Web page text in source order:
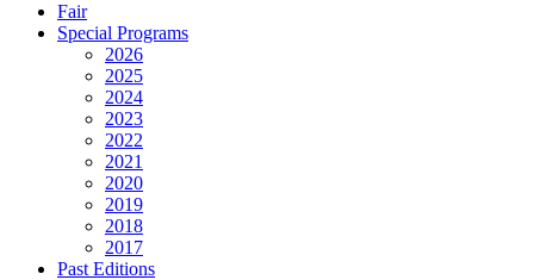
Fair
Special Programs
2026
2025
2024
2023
2022
2021
2020
2019
2018
2017
Past Editions